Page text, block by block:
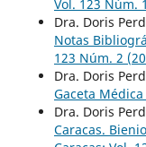
Vol. 123 Núm.
Dra. Doris
Notas
123 Núm. 2
Dra. Doris
Gaceta
Dra. Doris
Caracas.